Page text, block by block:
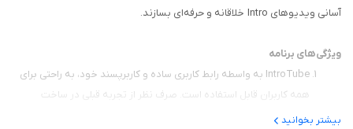
آسانی ویدیوهای Intro خلاقانه و حرفه‌ای بسازند.
ویژگی‌های برنامه
IntroTube به واسطه رابط کاربری ساده و کاربرپسند خود، به راحتی برای
همه کاربران قابل استفاده است. صرف نظر از تجربه قبلی در ساخت
ویدیو، از مبتدیان تا حرفه‌ای‌ها، هر کسی می‌تواند به راحتی با این برنامهبیشتر بخوانید